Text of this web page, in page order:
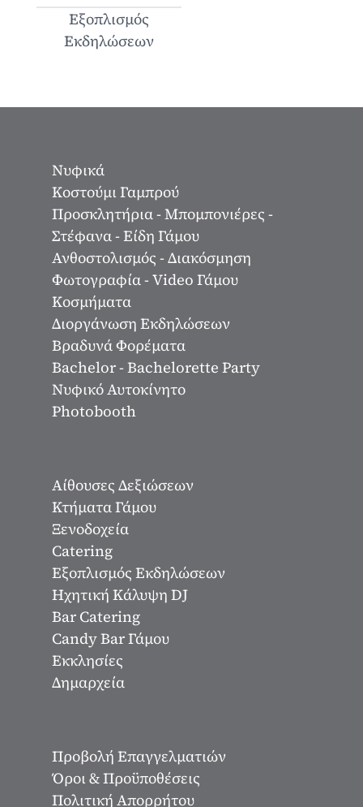
Εξοπλισμός
Εκδηλώσεων
Νυφικά
Κοστούμι Γαμπρού
Προσκλητήρια - Μπομπονιέρες -
Στέφανα - Είδη Γάμου
Ανθοστολισμός - Διακόσμηση
Φωτογραφία - Video Γάμου
Κοσμήματα
Διοργάνωση Εκδηλώσεων
Βραδυνά Φορέματα
Bachelor - Bachelorette Party
Νυφικό Αυτοκίνητο
Photobooth
Αίθουσες Δεξιώσεων
Κτήματα Γάμου
Ξενοδοχεία
Catering
Εξοπλισμός Εκδηλώσεων
Ηχητική Κάλυψη DJ
Bar Catering
Candy Bar Γάμου
Εκκλησίες
Δημαρχεία
Προβολή Επαγγελματιών
Όροι & Προϋποθέσεις
Πολιτική Απορρήτου